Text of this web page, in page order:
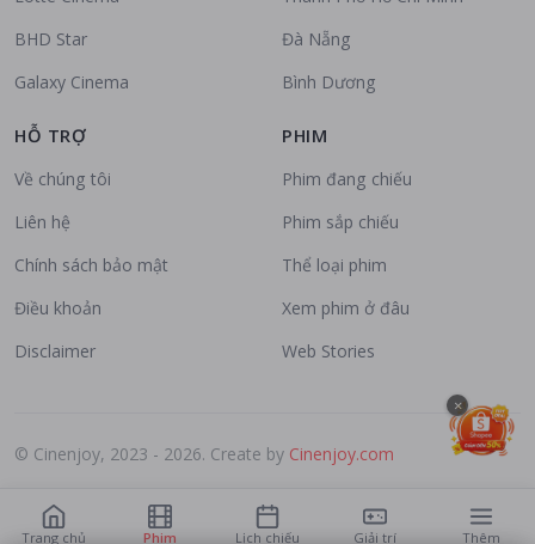
BHD Star
Galaxy Cinema
Đà Nẵng
Bình Dương
HỖ TRỢ
Về chúng tôi
Liên hệ
Chính sách bảo mật
Điều khoản
Disclaimer
PHIM
Phim đang chiếu
Phim sắp chiếu
Thể loại phim
Xem phim ở đâu
Web Stories
© Cinenjoy, 2023 - 2026. Create by Cinenjoy.com
Trang chủ Phim Lịch chiếu Giải trí Thêm
×